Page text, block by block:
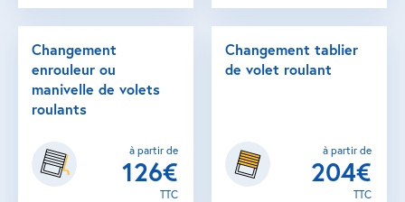
Changement
enrouleur ou
manivelle de volets
roulants
à partir de
126€
TTC
Changement tablier
de volet roulant
à partir de
204€
TTC